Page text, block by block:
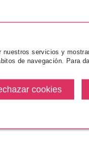
servicios y
de navegación. Para